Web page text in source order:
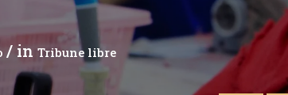
/ in Tribune libre